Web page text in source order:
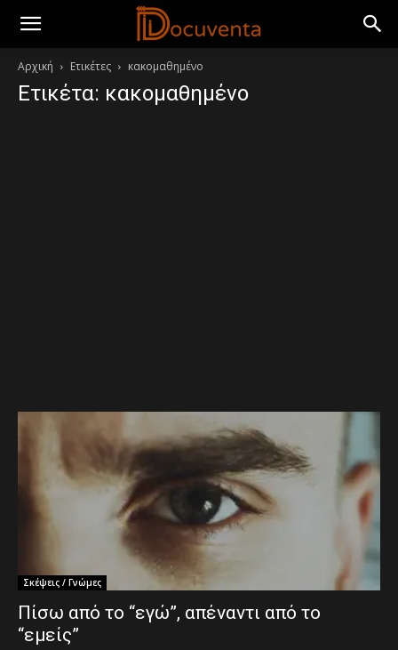
Αρχική Ετικέτες κακομαθημένο
Ετικέτα: κακομαθημένο
Σκέψεις / Γνώμες
Πίσω από το “εγώ”, απέναντι από το
“εμείς”